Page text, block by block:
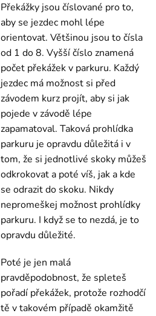
Překážky jsou číslované pro to,
aby se jezdec mohl lépe
orientovat. Většinou jsou to čísla
od 1 do 8. Vyšší číslo znamená
počet překážek v parkuru. Každý
jezdec má možnost si před
závodem kurz projít, aby si jak
pojede v závodě lépe
zapamatoval. Taková prohlídka
parkuru je opravdu důležitá i v
tom, že si jednotlivé skoky můžeš
odkrokovat a poté víš, jak a kde
se odrazit do skoku. Nikdy
nepromeškej možnost prohlídky
parkuru. I když se to nezdá, je to
opravdu důležité.
Poté je jen malá
pravděpodobnost, že spleteš
pořadí překážek, protože rozhodčí
tě v takovém případě okamžitě